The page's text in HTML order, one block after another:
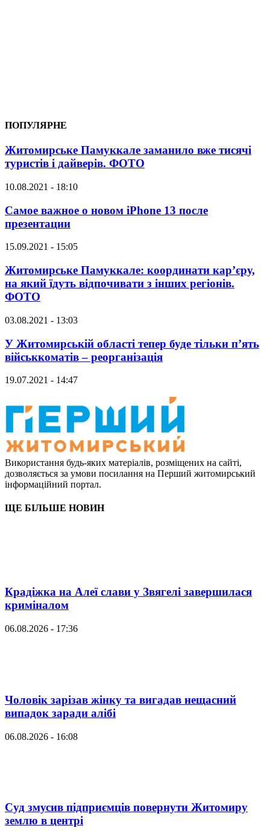
ПОПУЛЯРНЕ
Житомирське Памуккале заманило вже тисячі
туристів і дайверів. ФОТО
10.08.2021 - 18:10
Самое важное о новом iPhone 13 после
презентации
15.09.2021 - 15:05
Житомирське Памуккале: координати кар’єру,
на який їдуть відпочивати з інших регіонів.
ФОТО
03.08.2021 - 13:03
У Житомирській області тепер буде тільки п’ять
військкоматів – реорганізація
19.07.2021 - 14:47
Використання будь-яких матеріалів, розміщених на сайті,
дозволяється за умови посилання на Перший житомирський
інформаційний портал.
ЩЕ БІЛЬШЕ НОВИН
Крадіжка на Алеї слави у Звягелі завершилася
криміналом
06.08.2026 - 17:36
Чоловік зарізав жінку та вигадав нещасний
випадок заради алібі
06.08.2026 - 16:08
Суд змусив підприємців повернути Житомиру
землю в центрі